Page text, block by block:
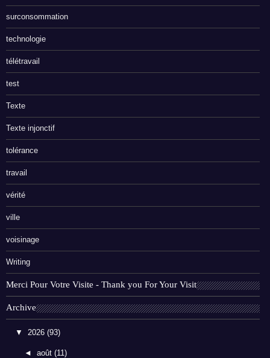
surconsommation
technologie
télétravail
test
Texte
Texte injonctif
tolérance
travail
vérité
ville
voisinage
Writing
Merci Pour Votre Visite - Thank you For Your Visit
Archive
▼ 2026 (93)
◄août(11)